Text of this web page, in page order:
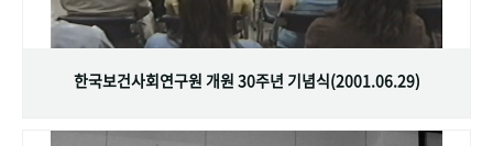
한국보건사회연구원 개원 30주년 기념식(2001.06.29)